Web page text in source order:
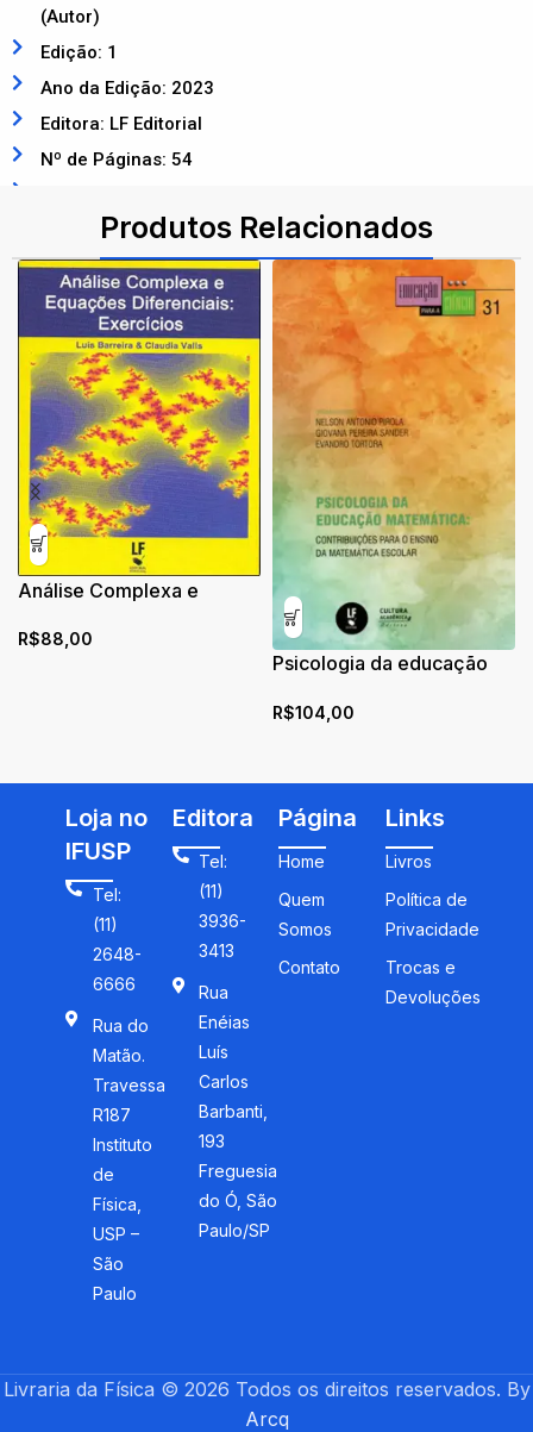
(Autor)
Edição: 1
Ano da Edição: 2023
Editora: LF Editorial
Nº de Páginas: 54
Produtos Relacionados
Análise Complexa e
Exercícios
R$88,00
Psicologia da educação
para o ensino da
R$104,00
Loja no
IFUSP
Tel:
(11)
2648-
6666
Rua do
Matão.
Travessa
R187
Instituto
de
Física,
USP –
São
Paulo
Editora
Tel:
(11)
3936-
3413
Rua
Enéias
Luís
Carlos
Barbanti,
193
Freguesia
do Ó, São
Paulo/SP
Página
Home
Quem
Somos
Contato
Links
Livros
Política de
Privacidade
Trocas e
Devoluções
Livraria da Física © 2026 Todos os direitos reservados. By
Arcq